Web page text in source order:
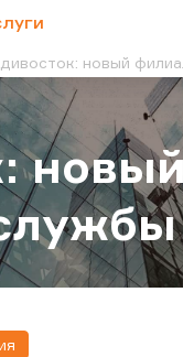
новый